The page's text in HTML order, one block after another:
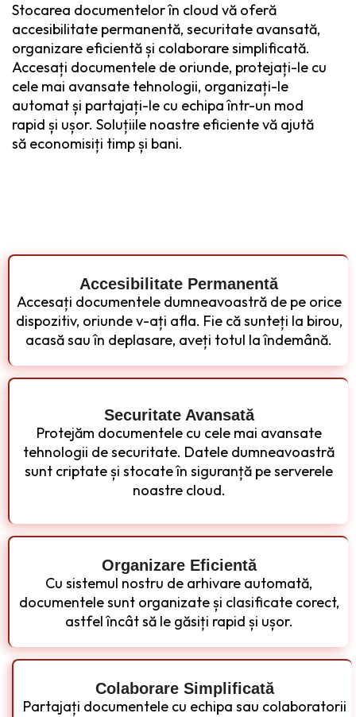
Stocarea documentelor în cloud vă oferă
accesibilitate permanentă, securitate avansată,
organizare eficientă și colaborare simplificată.
Accesați documentele de oriunde, protejați-le cu
cele mai avansate tehnologii, organizați-le
automat și partajați-le cu echipa într-un mod
rapid și ușor. Soluțiile noastre eficiente vă ajută
să economisiți timp și bani.
Accesibilitate Permanentă
Accesați documentele dumneavoastră de pe orice
dispozitiv, oriunde v-ați afla. Fie că sunteți la birou,
acasă sau în deplasare, aveți totul la îndemână.
Securitate Avansată
Protejăm documentele cu cele mai avansate
tehnologii de securitate. Datele dumneavoastră
sunt criptate și stocate în siguranță pe serverele
noastre cloud.​​
Organizare Eficientă
Cu sistemul nostru de arhivare automată,
documentele sunt organizate și clasificate corect,
astfel încât să le găsiți rapid și ușor.
Colaborare Simplificată
Partajați documentele cu echipa sau colaboratorii